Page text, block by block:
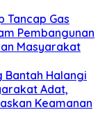
Tancap Gas
Pembangunan
Masyarakat
Bantah Halangi
Adat,
Keamanan